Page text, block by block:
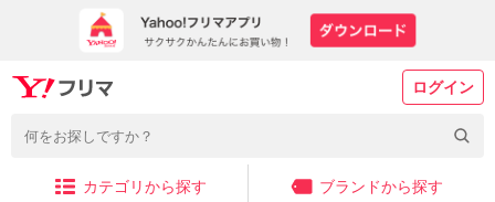
ログイン
カテゴリから探す ブランドから探す